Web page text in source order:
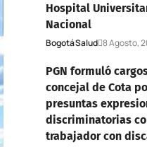
Hospital
Nacional
BogotáSalud 8 Agosto,
PGN formuló
concejal de Cota
presuntas
discriminatorias
trabajador con